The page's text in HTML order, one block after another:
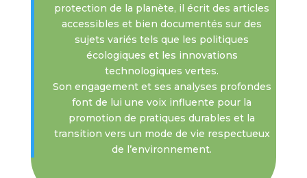
protection de la planète, il écrit des articles
accessibles et bien documentés sur des
sujets variés tels que les politiques
écologiques et les innovations
technologiques vertes.
Son engagement et ses analyses profondes
font de lui une voix influente pour la
promotion de pratiques durables et la
transition vers un mode de vie respectueux
de l’environnement.